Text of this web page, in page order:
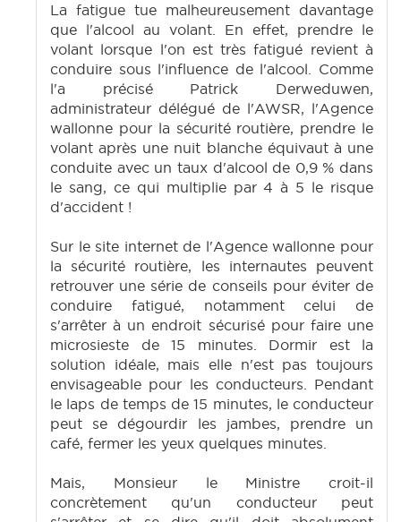
La fatigue tue malheureusement davantage
que l'alcool au volant. En effet, prendre le
volant lorsque l'on est très fatigué revient à
conduire sous l'influence de l'alcool. Comme
l'a précisé Patrick Derweduwen,
administrateur délégué de l'AWSR, l'Agence
wallonne pour la sécurité routière, prendre le
volant après une nuit blanche équivaut à une
conduite avec un taux d'alcool de 0,9 % dans
le sang, ce qui multiplie par 4 à 5 le risque
d'accident !
Sur le site internet de l'Agence wallonne pour
la sécurité routière, les internautes peuvent
retrouver une série de conseils pour éviter de
conduire fatigué, notamment celui de
s'arrêter à un endroit sécurisé pour faire une
microsieste de 15 minutes. Dormir est la
solution idéale, mais elle n'est pas toujours
envisageable pour les conducteurs. Pendant
le laps de temps de 15 minutes, le conducteur
peut se dégourdir les jambes, prendre un
café, fermer les yeux quelques minutes.
Mais, Monsieur le Ministre croit-il
concrètement qu'un conducteur peut